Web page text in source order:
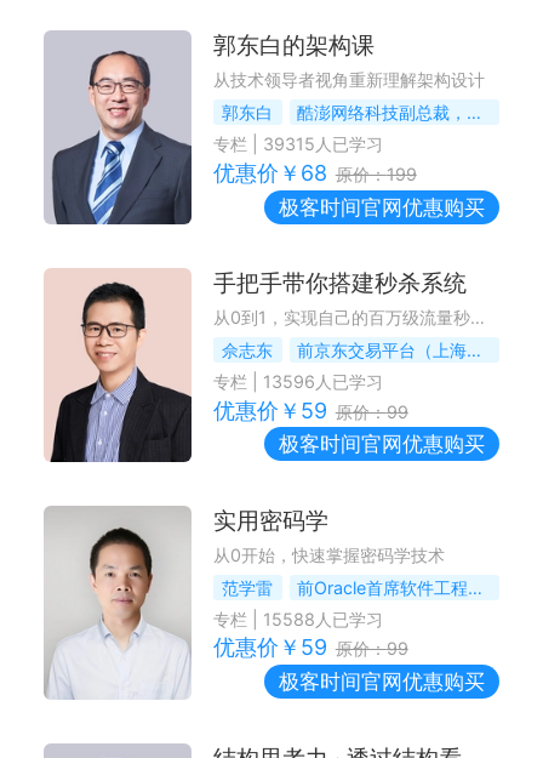
郭东白的架构课
从技术领导者视角重新理解架构设计
郭东白
酷澎网络科技副总裁，前车好多集团 CTO，前阿里 P10
专栏
39315 人已学习
优惠价￥ 68 原价：199
极客时间官网优惠购买
手把手带你搭建秒杀系统
从0到1，实现自己的百万级流量秒杀系统
佘志东
前京东交易平台（上海）负责人、资深架构师
专栏
13596 人已学习
优惠价￥ 59 原价：99
极客时间官网优惠购买
实用密码学
从0开始，快速掌握密码学技术
范学雷
前Oracle首席软件工程师，Java SE安全组成员，OpenJDK评审成员
专栏
15588 人已学习
优惠价￥ 59 原价：99
极客时间官网优惠购买